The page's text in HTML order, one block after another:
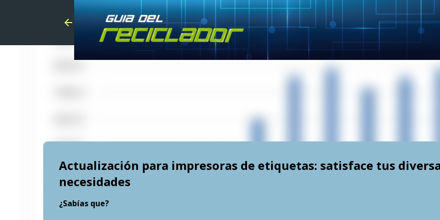
Skip to main content
Actualización para impresoras de etiquetas: satisface tus
necesidades
¿Sabías que?